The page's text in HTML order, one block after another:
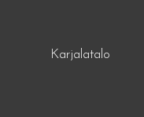
Karjalatalo